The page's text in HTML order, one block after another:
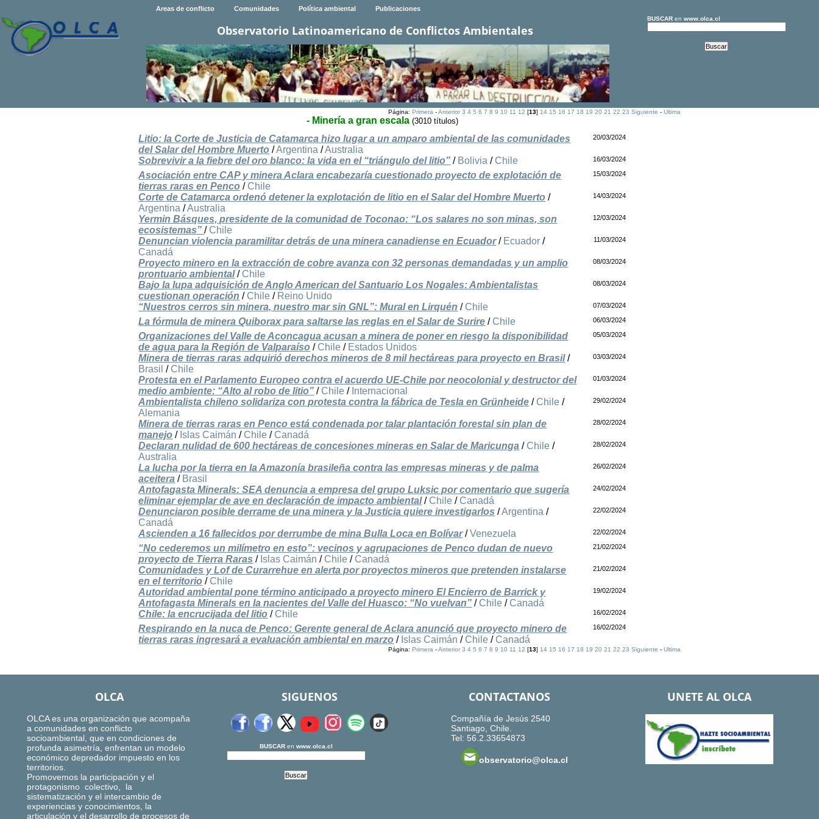
Areas de conflicto Comunidades Política ambiental Publicaciones
Observatorio Latinoamericano de Conflictos Ambientales
BUSCARen www.olca.cl
Página: Primera-Anterior 3 4 5 6 7 8 9 10 11 12 [13] 14 15 16 17 18 19 20 21 22 23 Siguiente - Ultima
- Minería a gran escala (3010 títulos)
Litio: la Corte de Justicia de Catamarca hizo lugar a un amparo ambiental de las comunidades
del Salar del Hombre Muerto /Argentina /Australia
20/03/2024
Sobrevivir a la fiebre del oro blanco: la vida en el “triángulo del litio” / Bolivia / Chile 16/03/2024
Asociación entre CAP y minera Aclara encabezaría cuestionado proyecto de explotación de
tierras raras en Penco / Chile
15/03/2024
Corte de Catamarca ordenó detener la explotación de litio en el Salar del Hombre Muerto /
Argentina /Australia
14/03/2024
Yermin Básques, presidente de la comunidad de Toconao: “Los salares no son minas, son
ecosistemas”/ Chile
12/03/2024
Denuncian violencia paramilitar detrás de una minera canadiense en Ecuador/ Ecuador /
Canadá
11/03/2024
Proyecto minero en la extracción de cobre avanza con 32 personas demandadas y un amplio
prontuario ambiental/ Chile
08/03/2024
Bajo la lupa adquisición de Anglo American del Santuario Los Nogales: Ambientalistas
cuestionan operación / Chile / Reino Unido
08/03/2024
“Nuestros cerros sin minera, nuestro mar sin GNL”: Mural en Lirquén / Chile 07/03/2024
La fórmula de minera Quiborax para saltarse las reglas en el Salar de Surire / Chile 06/03/2024
Organizaciones del Valle de Aconcagua acusan a minera de poner en riesgo la disponibilidad
de agua para la Región de Valparaíso / Chile / Estados Unidos
05/03/2024
Minera de tierras raras adquirió derechos mineros de 8 mil hectáreas para proyecto en Brasil/
Brasil / Chile
03/03/2024
Protesta en el Parlamento Europeo contra el acuerdo UE-Chile por neocolonial y destructor del
medio ambiente: “Alto al robo de litio” / Chile / Internacional
01/03/2024
Ambientalista chileno solidariza con protesta contra la fábrica de Tesla en Grünheide / Chile /
Alemania
29/02/2024
Minera de tierras raras en Penco está condenada por talar plantación forestal sin plan de
manejo / Islas Caimán / Chile / Canadá
28/02/2024
Declaran nulidad de 600 hectáreas de concesiones mineras en Salar de Maricunga / Chile /
Australia
28/02/2024
La lucha por la tierra en la Amazonía brasileña contra las empresas mineras y de palma
aceitera / Brasil
26/02/2024
Antofagasta Minerals: SEA denuncia a empresa del grupo Luksic por comentario que sugería
eliminar ejemplar de ave en declaración de impacto ambiental/ Chile / Canadá
24/02/2024
Denunciaron posible derrame de una minera y la Justicia quiere investigarlos /Argentina /
Canadá
22/02/2024
Ascienden a 16 fallecidos por derrumbe de mina Bulla Loca en Bolívar/Venezuela 22/02/2024
“No cederemos un milímetro en esto”: vecinos y agrupaciones de Penco dudan de nuevo
proyecto de Tierra Raras / Islas Caimán / Chile / Canadá
21/02/2024
Comunidades y Lof de Curarrehue en alerta por proyectos mineros que pretenden instalarse
en el territorio / Chile
21/02/2024
Autoridad ambiental pone término anticipado a proyecto minero El Encierro de Barrick y
Antofagasta Minerals en la nacientes del Valle del Huasco: “No vuelvan” / Chile / Canadá
19/02/2024
Chile: la encrucijada del litio / Chile 16/02/2024
Respirando en la nuca de Penco: Gerente general de Aclara anunció que proyecto minero de
tierras raras ingresará a evaluación ambiental en marzo / Islas Caimán / Chile / Canadá
16/02/2024
Página: Primera-Anterior 3 4 5 6 7 8 9 10 11 12 [13] 14 15 16 17 18 19 20 21 22 23 Siguiente - Ultima
OLCA
OLCA es una organización que acompaña
a comunidades en conflicto
socioambiental, que en condiciones de
profunda asimetría, enfrentan un modelo
económico depredador impuesto en los
territorios.
Promovemos la participación y el
protagonismo colectivo, la
sistematización y el intercambio de
experiencias y conocimientos, la
articulación y el desarrollo de procesos de
SIGUENOS
BUSCARen www.olca.cl
CONTACTANOS
Compañía de Jesús 2540
Santiago, Chile.
Tel: 56.2.33654873
observatorio@olca.cl
UNETE AL OLCA